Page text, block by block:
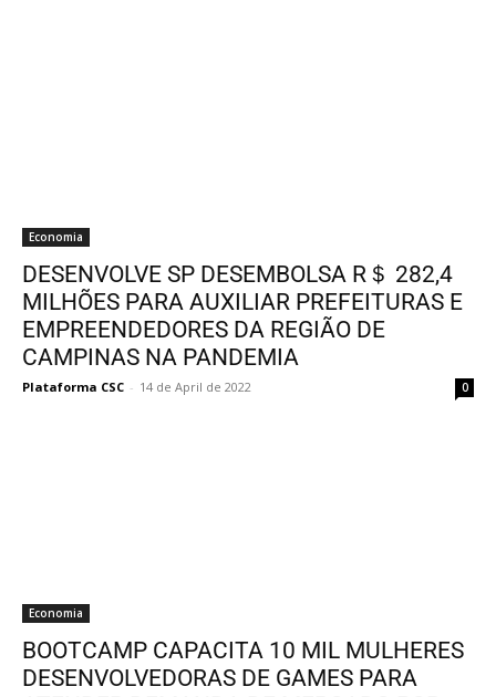
Economia
DESENVOLVE SP DESEMBOLSA R＄ 282,4
MILHÕES PARA AUXILIAR PREFEITURAS E
EMPREENDEDORES DA REGIÃO DE
CAMPINAS NA PANDEMIA
Plataforma CSC - 14 de April de 2022 0
Economia
BOOTCAMP CAPACITA 10 MIL MULHERES
DESENVOLVEDORAS DE GAMES PARA